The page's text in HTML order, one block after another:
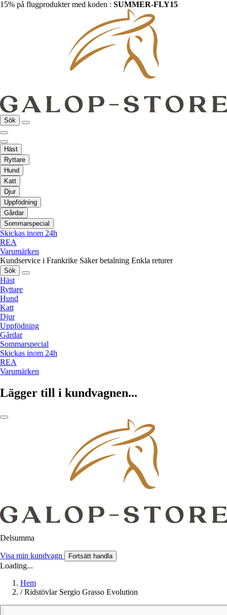
15% på flugprodukter med koden : SUMMER-FLY15
Sök
Häst
Ryttare
Hund
Katt
Djur
Uppfödning
Gårdar
Sommarspecial
Skickas inom 24h
REA
Varumärken
Kundservice i Frankrike Säker betalning Enkla returer
Sök
Häst
Ryttare
Hund
Katt
Djur
Uppfödning
Gårdar
Sommarspecial
Skickas inom 24h
REA
Varumärken
Lägger till i kundvagnen...
Delsumma
Visa min kundvagn Fortsätt handla
Loading...
Hem
/ Ridstövlar Sergio Grasso Evolution